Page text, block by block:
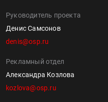
Руководитель проекта
Денис Самсонов
denis@osp.ru
Рекламный отдел
Александра Козлова
kozlova@osp.ru